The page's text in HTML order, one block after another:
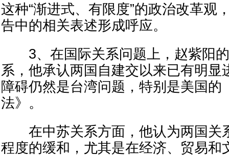
这种“渐进式、有限度”的政治改革观
告中的相关表述形成呼应。
3、在国际关系问题上，赵紫阳的
系，他承认两国自建交以来已有明显
障碍仍然是台湾问题，特别是美国的
法》。
在中苏关系方面，他认为两国关
程度的缓和，尤其是在经济、贸易和